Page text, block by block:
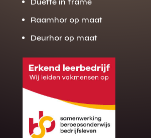
Gratis offerte
op maat?
Binnen 24 uur jouw gratis offerte
Raamhor op maat
Deurhor op maat